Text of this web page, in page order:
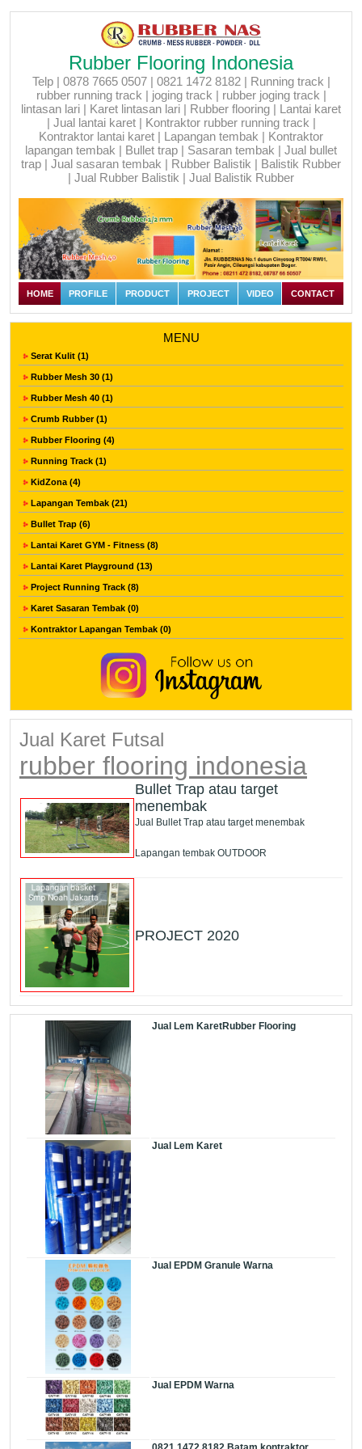
Rubber Flooring Indonesia
Telp | 0878 7665 0507 | 0821 1472 8182 | Running track |
rubber running track | joging track | rubber joging track |
lintasan lari | Karet lintasan lari | Rubber flooring | Lantai karet
| Jual lantai karet | Kontraktor rubber running track |
Kontraktor lantai karet | Lapangan tembak | Kontraktor
lapangan tembak | Bullet trap | Sasaran tembak | Jual bullet
trap | Jual sasaran tembak | Rubber Balistik | Balistik Rubber
| Jual Rubber Balistik | Jual Balistik Rubber
HOME PROFILE PRODUCT PROJECT VIDEO CONTACT
MENU
Serat Kulit (1)
Rubber Mesh 30 (1)
Rubber Mesh 40 (1)
Crumb Rubber (1)
Rubber Flooring (4)
Running Track (1)
KidZona (4)
Lapangan Tembak (21)
Bullet Trap (6)
Lantai Karet GYM - Fitness (8)
Lantai Karet Playground (13)
Project Running Track (8)
Karet Sasaran Tembak (0)
Kontraktor Lapangan Tembak (0)
Jual Karet Futsal
rubber flooring indonesia
Bullet Trap atau target
menembak
Jual Bullet Trap atau target menembak
Lapangan tembak OUTDOOR
PROJECT 2020
Jual Lem KaretRubber Flooring
Jual Lem Karet
Jual EPDM Granule Warna
Jual EPDM Warna